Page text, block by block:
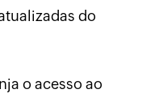
do
o acesso ao